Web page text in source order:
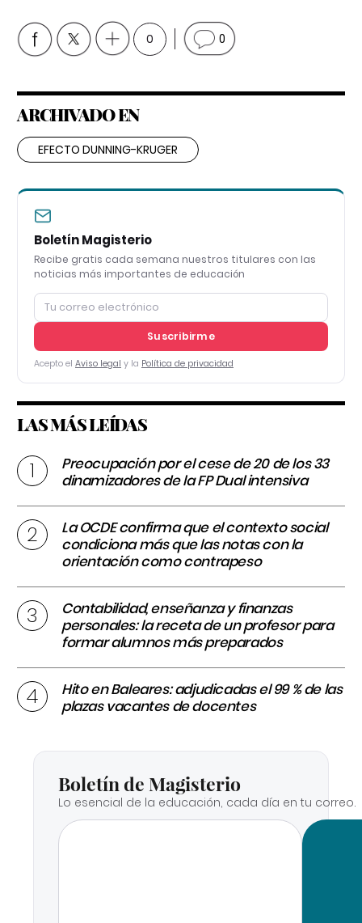
0 0
ARCHIVADO EN
EFECTO DUNNING-KRUGER
Boletín Magisterio
Recibe gratis cada semana nuestros titulares con las
noticias más importantes de educación
Suscribirme
Acepto el Aviso legal y la Política de privacidad
LAS MÁS LEÍDAS
Preocupación por el cese de 20 de los 33
dinamizadores de la FP Dual intensiva
La OCDE confirma que el contexto social
condiciona más que las notas con la
orientación como contrapeso
Contabilidad, enseñanza y finanzas
personales: la receta de un profesor para
formar alumnos más preparados
Hito en Baleares: adjudicadas el 99 % de las
plazas vacantes de docentes
Boletín de Magisterio
Lo esencial de la educación, cada día en tu correo.